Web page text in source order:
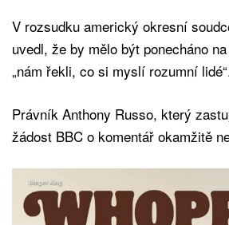
V rozsudku americký okresní
uvedl, že by mělo být ponecháno
„nám řekli, co si myslí rozumní
Právník Anthony Russo, který
žádost BBC o komentář okamžitě